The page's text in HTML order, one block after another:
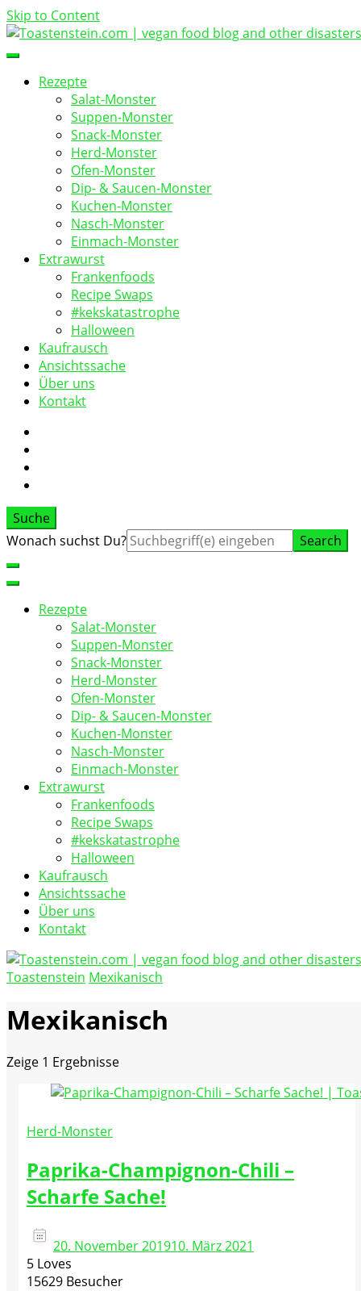
Skip to Content
Toastenstein.com
vegan food blog
Rezepte
Salat-Monster
Suppen-Monster
Snack-Monster
Herd-Monster
Ofen-Monster
Dip- & Saucen-Monster
Kuchen-Monster
Nasch-Monster
Einmach-Monster
Extrawurst
Frankenfoods
Recipe Swaps
#kekskatastrophe
Halloween
Kaufrausch
Ansichtssache
Über uns
Kontakt
Suche
Suche
Wonach suchst Du?
Rezepte
Salat-Monster
Suppen-Monster
Snack-Monster
Herd-Monster
Ofen-Monster
Dip- & Saucen-Monster
Kuchen-Monster
Nasch-Monster
Einmach-Monster
Extrawurst
Frankenfoods
Recipe Swaps
#kekskatastrophe
Halloween
Kaufrausch
Ansichtssache
Über uns
Kontakt
Toastenstein.com
Toastenstein Mexikanisch
Mexikanisch
Zeige 1 Ergebnisse
Herd-Monster
Paprika-Champignon-Chili –
Scharfe Sache!
20. November 201910. März 2021
5 Loves
15629 Besucher